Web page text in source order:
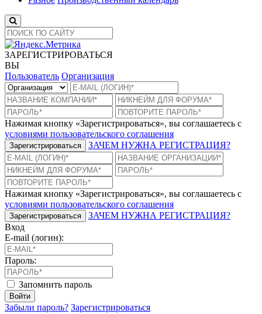
ЗАРЕГИСТРИРОВАТЬСЯ
ВЫ
Пользователь Организация
Нажимая кнопку «Зарегистрироваться», вы соглашаетесь с
условиями пользовательского соглашения
Зарегистрироваться ЗАЧЕМ НУЖНА РЕГИСТРАЦИЯ?
Нажимая кнопку «Зарегистрироваться», вы соглашаетесь с
условиями пользовательского соглашения
Зарегистрироваться
ЗАЧЕМ НУЖНА РЕГИСТРАЦИЯ?
Вход
E-mail (логин):
Пароль:
Запомнить пароль
Войти
Забыли пароль? Зарегистрироваться